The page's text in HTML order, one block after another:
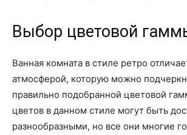
Выбор цветовой
Ванная комната в стиле ретро
атмосферой, которую можно
правильно подобранной цветовой
цветов в данном стиле могут быть
разнообразными, но все они многие